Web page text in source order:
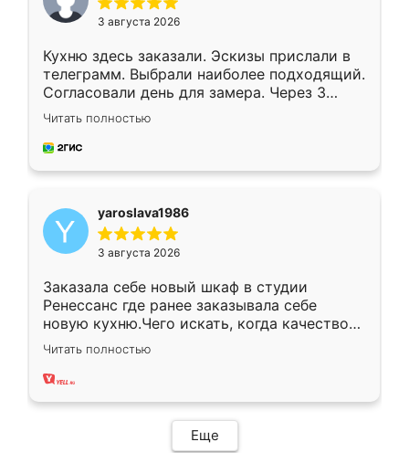
3 августа 2026
Кухню здесь заказали. Эскизы прислали в
телеграмм. Выбрали наиболее подходящий.
Согласовали день для замера. Через 3
недели кухня была уже готова. Остались
довольны работой. Спасибо Ренессанс
мебель за качественную работу!
Читать полностью
yaroslava1986
3 августа 2026
Заказала себе новый шкаф в студии
Ренессанс где ранее заказывала себе
новую кухню.Чего искать, когда качеством
вполне довольна. Служит кухня уже почти
два года, нареканий нет.
Читать полностью
Еще